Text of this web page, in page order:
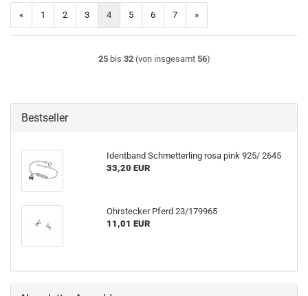
« 1 2 3 4 5 6 7 »
25bis 32(von insgesamt 56)
Bestseller
Identband Schmetterling rosa pink 925/ 2645
33,20 EUR
Ohrstecker Pferd 23/179965
11,01 EUR